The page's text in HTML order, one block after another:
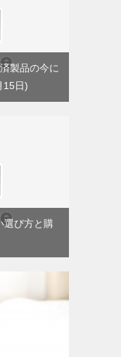
製品の今に
15日
選び方と購